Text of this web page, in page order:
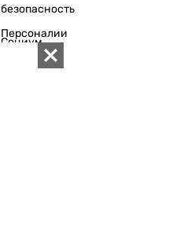
безопасность
Персоналии
Социум
История